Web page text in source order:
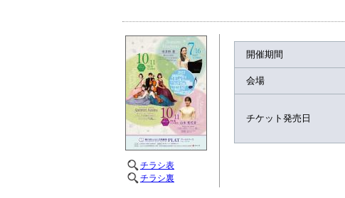
チラシ表
チラシ裏
開催期間
会場
チケット発売日